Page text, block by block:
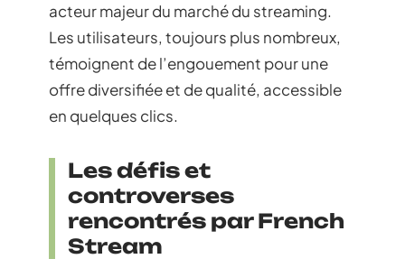
acteur majeur du marché du streaming.
Les utilisateurs, toujours plus nombreux,
témoignent de l’engouement pour une
offre diversifiée et de qualité, accessible
en quelques clics.
Les défis et
controverses
rencontrés par French
Stream